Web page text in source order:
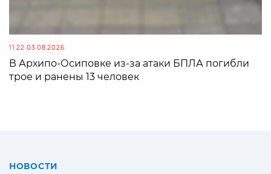
11:22 03.08.2026
В Архипо-Осиповке из-за атаки БПЛА погибли
трое и ранены 13 человек
НОВОСТИ